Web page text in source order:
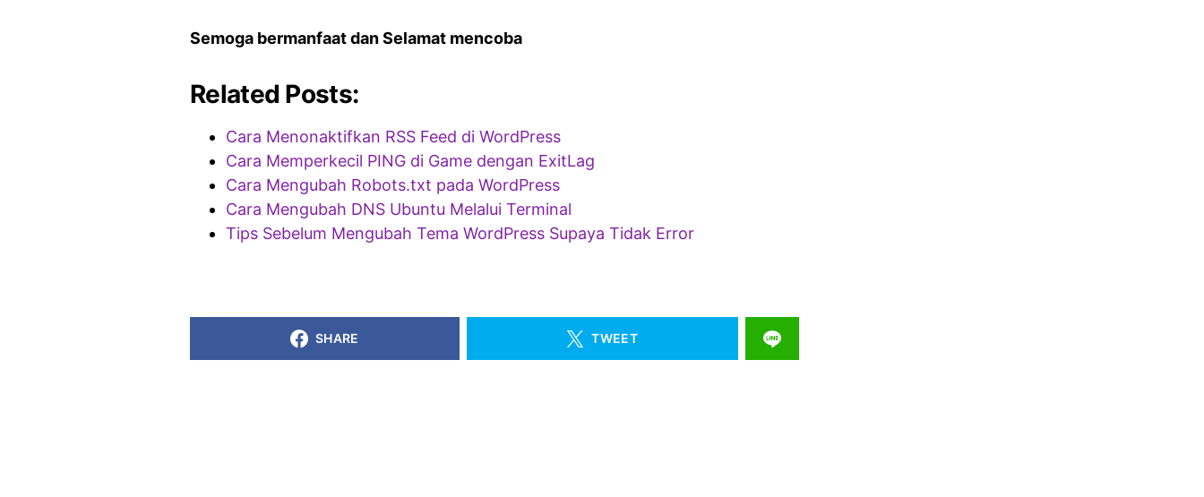
Semoga bermanfaat dan Selamat mencoba
Related Posts:
Cara Menonaktifkan RSS Feed di WordPress
Cara Memperkecil PING di Game dengan ExitLag
Cara Mengubah Robots.txt pada WordPress
Cara Mengubah DNS Ubuntu Melalui Terminal
Tips Sebelum Mengubah Tema WordPress Supaya Tidak Error
SHARE TWEET